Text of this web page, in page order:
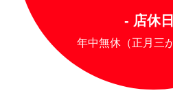
- 店休
年中無休（正月三